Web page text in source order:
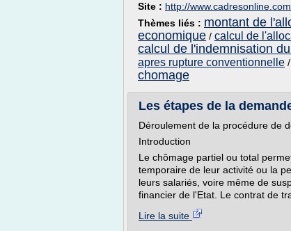
Site : http://www.cadresonline.com
Thèmes liés : montant de
economique / calcul de
calcul de l'indemnisation
apres rupture conventionnelle /
chomage
Les étapes de la
Déroulement de la procédure de
Introduction
Le chômage partiel ou total
temporaire de leur activité ou la
leurs salariés, voire même de
financier de l'Etat. Le contrat de
Lire la suite